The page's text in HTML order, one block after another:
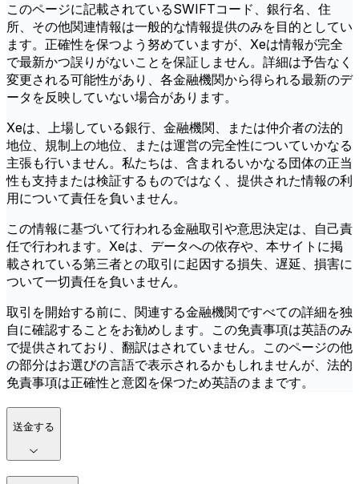
このページに記載されているSWIFTコード、銀行名、住
所、その他関連情報は一般的な情報提供のみを目的としてい
ます。正確性を保つよう努めていますが、Xeは情報が完全
で最新かつ誤りがないことを保証しません。詳細は予告なく
変更される可能性があり、各金融機関から得られる最新のデ
ータを反映していない場合があります。
Xeは、上場している銀行、金融機関、または仲介者の法的
地位、規制上の地位、または運営の完全性についていかなる
主張も行いません。私たちは、含まれるいかなる団体の正当
性も支持または検証するものではなく、提供された情報の利
用について責任を負いません。
この情報に基づいて行われる金融取引や意思決定は、自己責
任で行われます。Xeは、データへの依存や、本サイトに掲
載されている第三者との取引に起因する損失、遅延、損害に
ついて一切責任を負いません。
取引を開始する前に、関連する金融機関ですべての詳細を独
自に確認することをお勧めします。この免責事項は英語のみ
で提供されており、翻訳はされていません。このページの他
の部分はお選びの言語で表示されるかもしれませんが、法的
免責事項は正確性と意図を保つため英語のままです。
送金する